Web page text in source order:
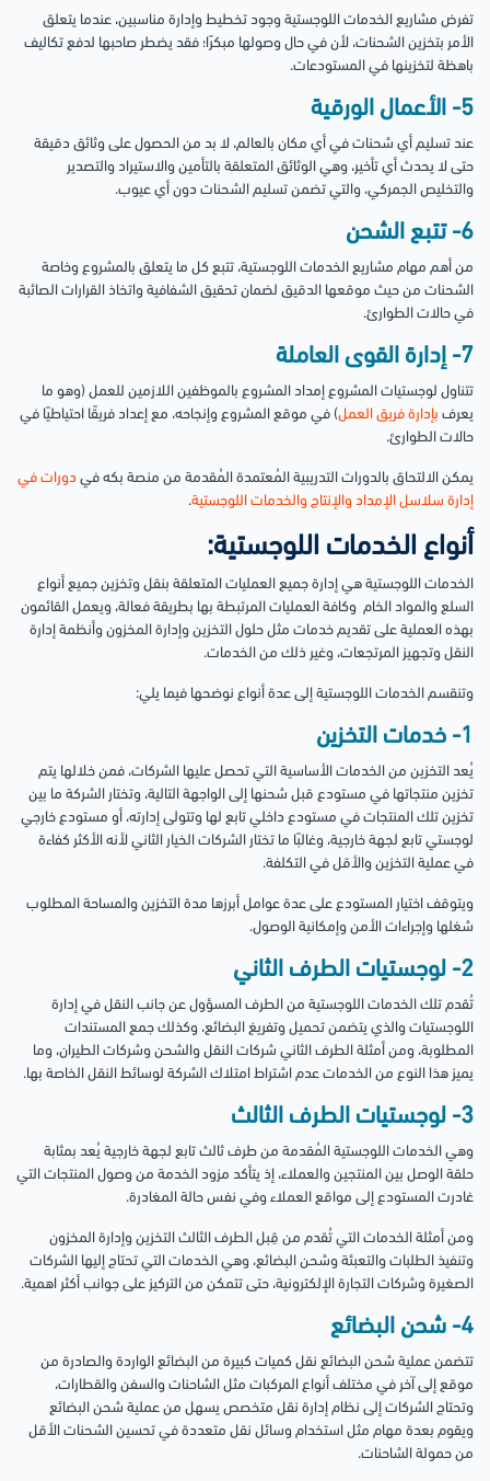
تفرض مشاريع الخدمات اللوجستية وجود تخطيط وإدارة مناسبين، عندما يتعلق
الأمر بتخزين الشحنات، لأن في حال وصولها مبكرًا؛ فقد يضطر صاحبها لدفع تكاليف
باهظة لتخزينها في المستودعات.
5- الأعمال الورقية
عند تسليم أي شحنات في أي مكان بالعالم، لا بد من الحصول على وثائق دقيقة
حتى لا يحدث أي تأخير، وهي الوثائق المتعلقة بالتأمين والاستيراد والتصدير
والتخليص الجمركي، والتي تضمن تسليم الشحنات دون أي عيوب.
6- تتبع الشحن
من أهم مهام مشاريع الخدمات اللوجستية، تتبع كل ما يتعلق بالمشروع وخاصة
الشحنات من حيث موقعها الدقيق لضمان تحقيق الشفافية واتخاذ القرارات الصائبة
في حالات الطوارئ.
7- إدارة القوى العاملة
تتناول لوجستيات المشروع إمداد المشروع بالموظفين اللازمين للعمل (وهو ما
يعرف بإدارة فريق العمل) في موقع المشروع وإنجاحه، مع إعداد فريقًا احتياطيًا في
حالات الطوارئ.
يمكن الالتحاق بالدورات التدريبية المُعتمدة المُقدمة من منصة بكه في دورات في
إدارة سلاسل الإمداد والإنتاج والخدمات اللوجستية.
أنواع الخدمات اللوجستية:
الخدمات اللوجستية هي إدارة جميع العمليات المتعلقة بنقل وتخزين جميع أنواع
السلع والمواد الخام وكافة العمليات المرتبطة بها بطريقة فعالة، ويعمل القائمون
بهذه العملية على تقديم خدمات مثل حلول التخزين وإدارة المخزون وأنظمة إدارة
النقل وتجهيز المرتجعات، وغير ذلك من الخدمات.
وتنقسم الخدمات اللوجستية إلى عدة أنواع نوضحها فيما يلي:
1- خدمات التخزين
يُعد التخزين من الخدمات الأساسية التي تحصل عليها الشركات، فمن خلالها يتم
تخزين منتجاتها في مستودع قبل شحنها إلى الواجهة التالية، وتختار الشركة ما بين
تخزين تلك المنتجات في مستودع داخلي تابع لها وتتولى إدارته، أو مستودع خارجي
لوجستي تابع لجهة خارجية، وغالبًا ما تختار الشركات الخيار الثاني لأنه الأكثر كفاءة
في عملية التخزين والأقل في التكلفة.
ويتوقف اختيار المستودع على عدة عوامل أبرزها مدة التخزين والمساحة المطلوب
شغلها وإجراءات الأمن وإمكانية الوصول.
2- لوجستيات الطرف الثاني
تُقدم تلك الخدمات اللوجستية من الطرف المسؤول عن جانب النقل في إدارة
اللوجستيات والذي يتضمن تحميل وتفريغ البضائع، وكذلك جمع المستندات
المطلوبة، ومن أمثلة الطرف الثاني شركات النقل والشحن وشركات الطيران، وما
يميز هذا النوع من الخدمات عدم اشتراط امتلاك الشركة لوسائط النقل الخاصة بها.
3- لوجستيات الطرف الثالث
وهي الخدمات اللوجستية المُقدمة من طرف ثالث تابع لجهة خارجية يُعد بمثابة
حلقة الوصل بين المنتجين والعملاء، إذ يتأكد مزود الخدمة من وصول المنتجات التي
غادرت المستودع إلى مواقع العملاء وفي نفس حالة المغادرة.
ومن أمثلة الخدمات التي تُقدم من قِبل الطرف الثالث التخزين وإدارة المخزون
وتنفيذ الطلبات والتعبئة وشحن البضائع، وهي الخدمات التي تحتاج إليها الشركات
الصغيرة وشركات التجارة الإلكترونية، حتى تتمكن من التركيز على جوانب أكثر اهمية.
4- شحن البضائع
تتضمن عملية شحن البضائع نقل كميات كبيرة من البضائع الواردة والصادرة من
موقع إلى آخر في مختلف أنواع المركبات مثل الشاحنات والسفن والقطارات،
وتحتاج الشركات إلى نظام إدارة نقل متخصص يسهل من عملية شحن البضائع
ويقوم بعدة مهام مثل استخدام وسائل نقل متعددة في تحسين الشحنات الأقل
من حمولة الشاحنات.